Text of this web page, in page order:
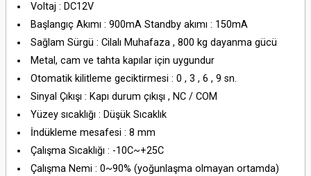
Voltaj : DC12V
Başlangıç Akımı : 900mA Standby akımı : 150mA
Sağlam Sürgü : Cilalı Muhafaza , 800 kg dayanma gücü
Metal, cam ve tahta kapılar için uygundur
Otomatik kilitleme geciktirmesi : 0 , 3 , 6 , 9 sn.
Sinyal Çıkışı : Kapı durum çıkışı , NC / COM
Yüzey sıcaklığı : Düşük Sıcaklık
İndükleme mesafesi : 8 mm
Çalışma Sıcaklığı : -10C~+25C
Çalışma Nemi : 0~90% (yoğunlaşma olmayan ortamda)